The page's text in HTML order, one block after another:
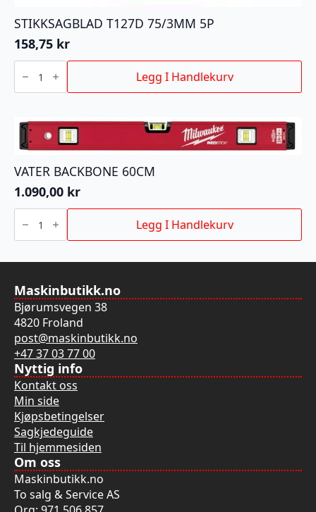
STIKKSAGBLAD T127D 75/3MM 5P
158,75 kr
STIKKSAGBLAD
T127D
75/3MM
5P
Legg I Handlekurv
VATER BACKBONE 60CM
1.090,00 kr
VATER
BACKBONE
antall
Legg I Handlekurv
Maskinbutikk.no
Bjørumsvegen 38
4820 Froland
post@maskinbutikk.no
+47 37 03 77 00
Nyttig info
Kontakt oss
Min side
Kjøpsbetingelser
Sagkjedeguide
Til hjemmesiden
Om oss
Maskinbutikk.no
To salg & Service AS